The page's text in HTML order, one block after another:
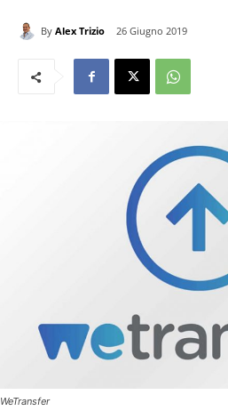
By Alex Trizio 26 Giugno 2019
WeTransfer